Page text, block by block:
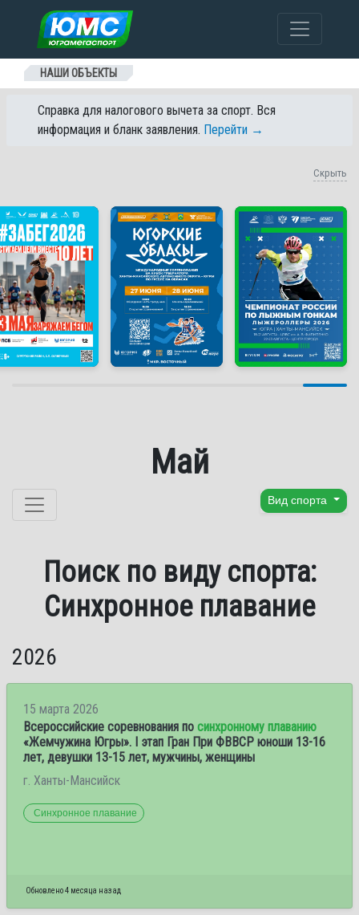
Перейти к содержанию
НАШИ ОБЪЕКТЫ
Справка для налогового вычета за спорт. Вся
информация и бланк заявления. Перейти →
Скрыть
Май
Перейти к содержанию Вид спорта
Поиск по виду спорта:
Синхронное плавание
2026
15 марта 2026
Всероссийские соревнования по синхронному плаванию
«Жемчужина Югры». I этап Гран При ФВВСР юноши 13-16
лет, девушки 13-15 лет, мужчины, женщины
г. Ханты-Мансийск
Синхронное плавание
Обновлено 4 месяца назад